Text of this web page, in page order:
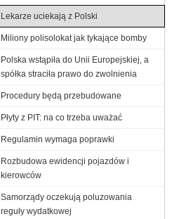
Lekarze uciekają z Polski
Miliony polisolokat jak tykające bomby
Polska wstąpiła do Unii Europejskiej, a
spółka straciła prawo do zwolnienia
Procedury będą przebudowane
Płyty z PIT: na co trzeba uważać
Regulamin wymaga poprawki
Rozbudowa ewidencji pojazdów i
kierowców
Samorządy oczekują poluzowania
reguły wydatkowej